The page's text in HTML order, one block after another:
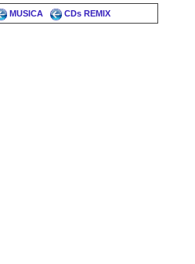
MUSICA CDs REMIX